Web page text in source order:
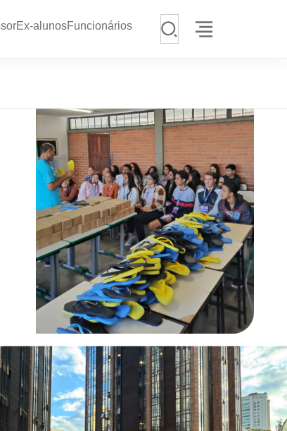
Pesquisar
Ex-alunosFuncionários